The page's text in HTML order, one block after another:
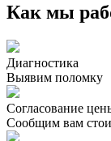
Как мы
Диагностика
Выявим поломку
Согласование
Сообщим вам